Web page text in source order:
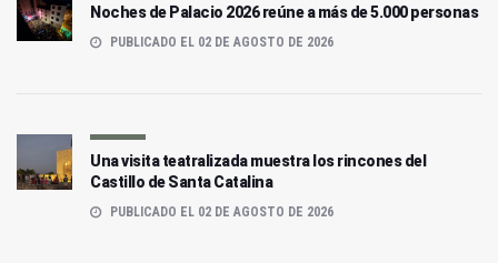
Noches de Palacio 2026 reúne a más de 5.000 personas
PUBLICADO EL 02 DE AGOSTO DE 2026
Una visita teatralizada muestra los rincones del
Castillo de Santa Catalina
PUBLICADO EL 02 DE AGOSTO DE 2026